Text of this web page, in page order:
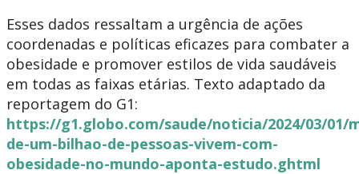
Esses dados ressaltam a urgência de ações
coordenadas e políticas eficazes para combater a
obesidade e promover estilos de vida saudáveis
em todas as faixas etárias. Texto adaptado da
reportagem do G1:
https://g1.globo.com/saude/noticia/2024/03/01/
de-um-bilhao-de-pessoas-vivem-com-
obesidade-no-mundo-aponta-estudo.ghtml